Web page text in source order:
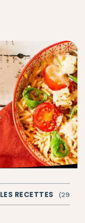
LES RECETTES (29